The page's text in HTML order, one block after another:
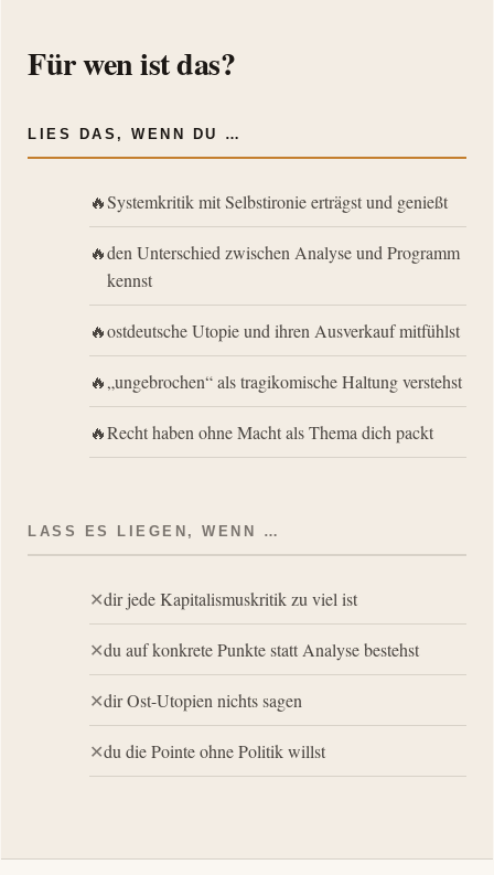
Für wen ist das?
LIES DAS, WENN DU …
Systemkritik mit Selbstironie erträgst und genießt
den Unterschied zwischen Analyse und Programm
kennst
ostdeutsche Utopie und ihren Ausverkauf mitfühlst
„ungebrochen“ als tragikomische Haltung verstehst
Recht haben ohne Macht als Thema dich packt
LASS ES LIEGEN, WENN …
dir jede Kapitalismuskritik zu viel ist
du auf konkrete Punkte statt Analyse bestehst
dir Ost-Utopien nichts sagen
du die Pointe ohne Politik willst